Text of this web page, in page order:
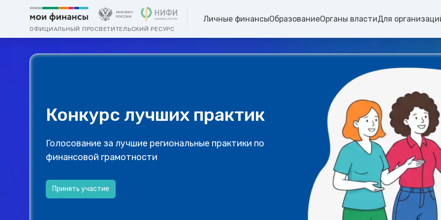
ОФИЦИАЛЬНЫЙ ПРОСВЕТИТЕЛЬСКИЙ РЕСУРС
Личные финансыОбразованиеОрганы властиДля
Конкурс лучших практик
Голосование за лучшие региональные практики по
финансовой грамотности
Принять участие